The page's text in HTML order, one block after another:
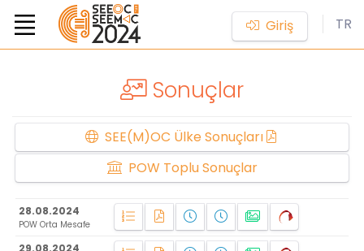
Giriş TR
Sonuçlar
SEE(M)OC Ülke Sonuçları
POW Toplu Sonuçlar
28.08.2024
POW Orta Mesafe
29.08.2024